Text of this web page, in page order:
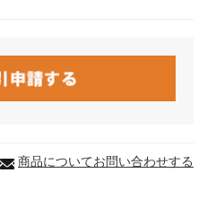
商品についてお問い合わせする